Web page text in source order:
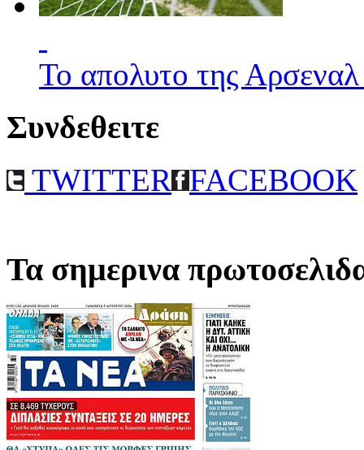
Το απολυτο της
Συνδεθειτε
TWITTER FACEBOOK
Τα σημερινα